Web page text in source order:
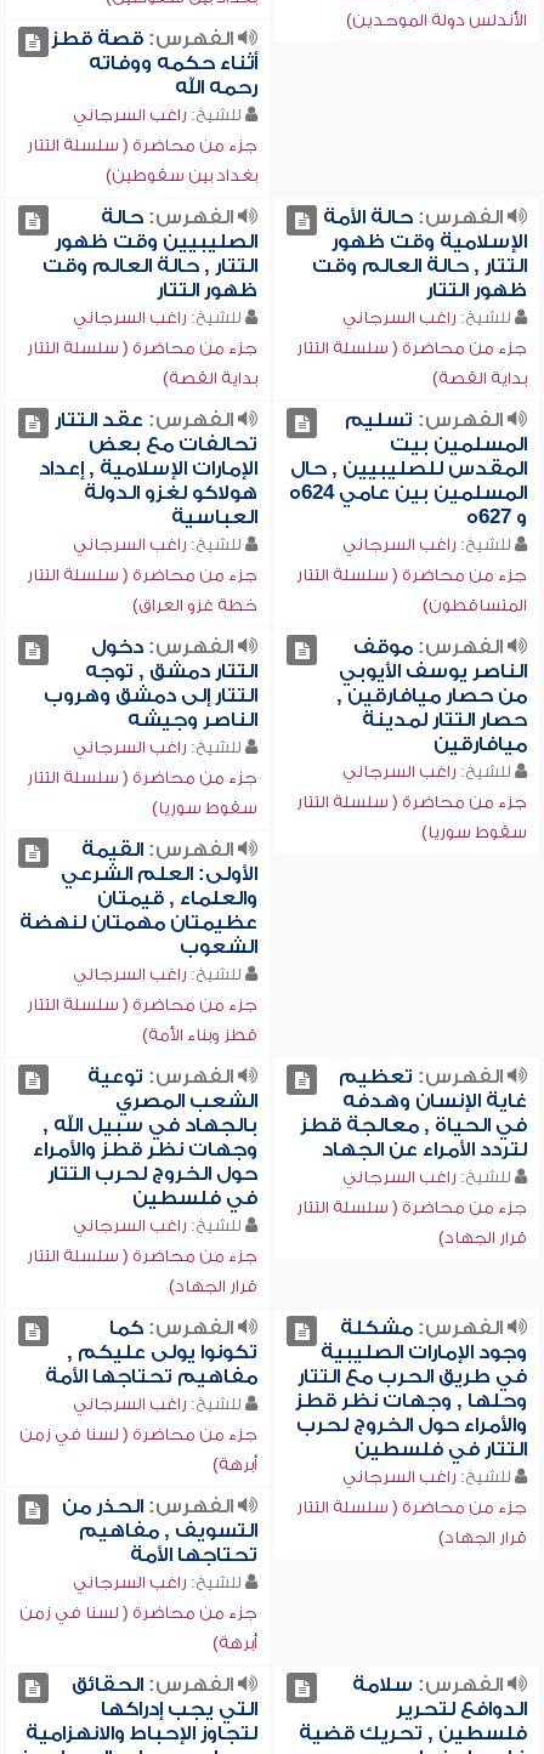
الأندلس دولة الموحدين)
الفهرس:قصة قطز
أثناء حكمه ووفاته
رحمه الله
للشيخ: راغب السرجاني
جزء من محاضرة ( سلسلة التتار
بغداد بين سقوطين)
الفهرس:حالة الأمة
الإسلامية وقت ظهور
التتار , حالة العالم وقت
ظهور التتار
للشيخ: راغب السرجاني
جزء من محاضرة ( سلسلة التتار
بداية القصة)
الفهرس:حالة
الصليبيين وقت ظهور
التتار , حالة العالم وقت
ظهور التتار
للشيخ: راغب السرجاني
جزء من محاضرة ( سلسلة التتار
بداية القصة)
الفهرس: تسليم
المسلمين بيت
المقدس للصليبيين , حال
المسلمين بين عامي 624ه
و 627ه
للشيخ: راغب السرجاني
جزء من محاضرة ( سلسلة التتار
المتساقطون)
الفهرس: عقد التتار
تحالفات مع بعض
الإمارات الإسلامية , إعداد
هولاكو لغزو الدولة
العباسية
للشيخ: راغب السرجاني
جزء من محاضرة ( سلسلة التتار
خطة غزو العراق)
الفهرس:موقف
الناصر يوسف الأيوبي
من حصار ميافارقين ,
حصار التتار لمدينة
ميافارقين
للشيخ: راغب السرجاني
جزء من محاضرة ( سلسلة التتار
سقوط سوريا)
الفهرس:دخول
التتار دمشق , توجه
التتار إلى دمشق وهروب
الناصر وجيشه
للشيخ: راغب السرجاني
جزء من محاضرة ( سلسلة التتار
سقوط سوريا)
الفهرس:القيمة
الأولى: العلم الشرعي
والعلماء , قيمتان
عظيمتان مهمتان لنهضة
الشعوب
للشيخ: راغب السرجاني
جزء من محاضرة ( سلسلة التتار
قطز وبناء الأمة)
الفهرس: تعظيم
غاية الإنسان وهدفه
في الحياة , معالجة قطز
لتردد الأمراء عن الجهاد
للشيخ: راغب السرجاني
جزء من محاضرة ( سلسلة التتار
قرار الجهاد)
الفهرس: توعية
الشعب المصري
بالجهاد في سبيل الله ,
وجهات نظر قطز والأمراء
حول الخروج لحرب التتار
في فلسطين
للشيخ: راغب السرجاني
جزء من محاضرة ( سلسلة التتار
قرار الجهاد)
الفهرس:مشكلة
وجود الإمارات الصليبية
في طريق الحرب مع التتار
وحلها , وجهات نظر قطز
والأمراء حول الخروج لحرب
التتار في فلسطين
للشيخ: راغب السرجاني
جزء من محاضرة ( سلسلة التتار
قرار الجهاد)
الفهرس:كما
تكونوا يولى عليكم ,
مفاهيم تحتاجها الأمة
للشيخ: راغب السرجاني
جزء من محاضرة ( لسنا في زمن
أبرهة)
الفهرس:الحذر من
التسويف , مفاهيم
تحتاجها الأمة
للشيخ: راغب السرجاني
جزء من محاضرة ( لسنا في زمن
أبرهة)
الفهرس: سلامة
الدوافع لتحرير
فلسطين , تحريك قضية
الفهرس:الحقائق
التي يجب إدراكها
لتجاوز الإحباط والانهزامية